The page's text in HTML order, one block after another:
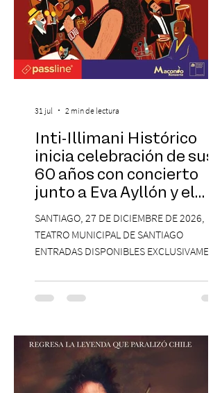
Inti-Illimani Histórico
inicia celebración de sus
60 años con concierto
junto a Eva Ayllón y el
Cuarteto Austral en el
Teatro Municipal de
Santiago
SANTIAGO, 27 DE DICIEMBRE DE 2026,
TEATRO MUNICIPAL DE SANTIAGO
ENTRADAS DISPONIBLES EXCLUSIVAMENTE
agrupación ícono de la Nueva Canción
Chilena conmemorará su legado de 60
19:00 horas, en el Teatro Municipal de
Santiago. La celebración reunirá a la
máxima exponente de la música popular
peruana, Eva Ayllón, al Cuarteto Austral y
31 jul 2 min de lectura